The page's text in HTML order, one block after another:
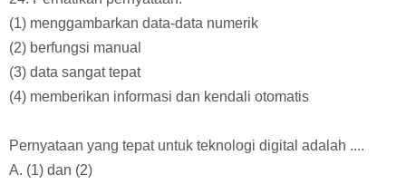
(1) menggambarkan data-data numerik
(2) berfungsi manual
(3) data sangat tepat
(4) memberikan informasi dan kendali otomatis
Pernyataan yang tepat untuk teknologi digital adalah ....
A. (1) dan (2)